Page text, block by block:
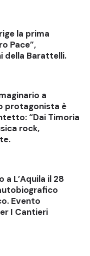
la prima
Pace”,
della Barattelli.
a
protagonista è
“Dai Timoria
rock,
L’Aquila il 28
Evento
I Cantieri